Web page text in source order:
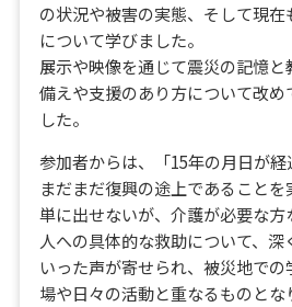
の状況や被害の実態、そして現
について学びました。
展示や映像を通じて震災の記憶
備えや支援のあり方について改め
した。
参加者からは、「15年の月日が経
まだまだ復興の途上であること
単に出せないが、介護が必要な
人への具体的な救助について、
いった声が寄せられ、被災地で
場や日々の活動と重なるものとな